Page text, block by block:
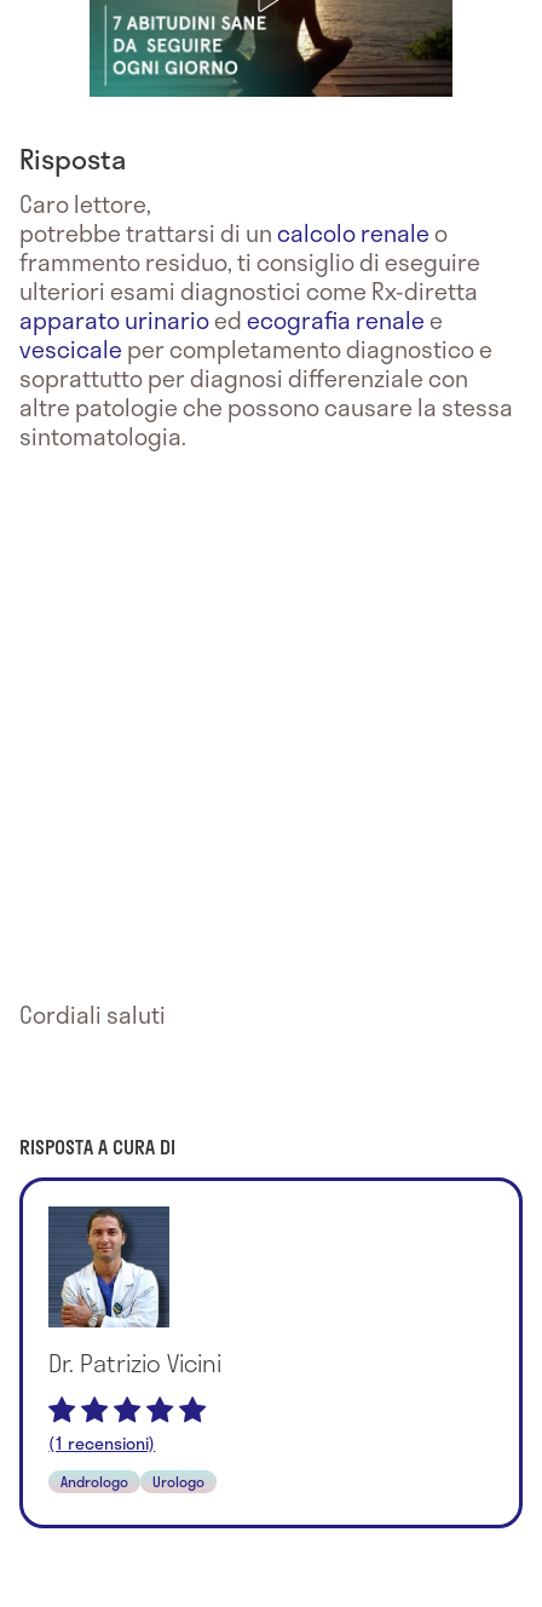
Risposta
Caro lettore,
potrebbe trattarsi di uncalcolo renaleo
frammento residuo, ti consiglio di eseguire
ulteriori esami diagnostici come Rx-diretta
apparato urinarioedecografia renalee
vescicale per completamento diagnostico e
soprattutto per diagnosi differenziale con
altre patologie che possono causare la stessa
sintomatologia.
Cordiali saluti
RISPOSTA A CURA DI
Dr. Patrizio Vicini
(1 recensioni)
Andrologo Urologo